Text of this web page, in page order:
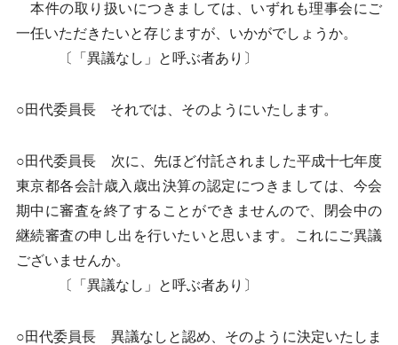
本件の取り扱いにつきましては、いずれも理事会にご
一任いただきたいと存じますが、いかがでしょうか。
〔「異議なし」と呼ぶ者あり〕
○田代委員長 それでは、そのようにいたします。
○田代委員長 次に、先ほど付託されました平成十七年度
東京都各会計歳入歳出決算の認定につきましては、今会
期中に審査を終了することができませんので、閉会中の
継続審査の申し出を行いたいと思います。これにご異議
ございませんか。
〔「異議なし」と呼ぶ者あり〕
○田代委員長 異議なしと認め、そのように決定いたしま